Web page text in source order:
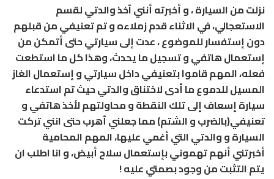
نزلت من السيارة ، و أخبرته أنني آخذ والدتي لقسم
الاستعجالي، في الاثناء قدم زملاءه و تم تعنيفي من قبلهم
دون إستفسار للموضوع ، عدت إلى سيارتي حتى أتمكن من
إستعمال هاتفي و تسجيل ما يحدث، وهذا كل ما استطعت
فعله، المهم قاموا بتعنيفي داخل سيارتي و إستعمال الغاز
المسيل للدموع ما أدى لاختناق والدتي حيث تم استدعاء
سيارة إسعاف إلى تلك النقطة و محاولتهم لأخذ هاتفي و
تعنيفي(بالضرب و الشتم) مما جعلني أهرب حتى انني تركت
السيارة و والدتي التي أغمي عليها، المهم المحامية
أخبرتني أنهم تهموني بإستعمال سلاح أبيض، و انا اطلب ان
يتم التثبت من وجود بصمتي عليه !